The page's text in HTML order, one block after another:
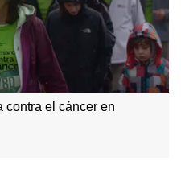
contra el cáncer en